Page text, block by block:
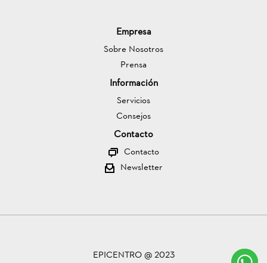
Empresa
Sobre Nosotros
Prensa
Información
Servicios
Consejos
Contacto
Contacto
Newsletter
EPICENTRO @ 2023